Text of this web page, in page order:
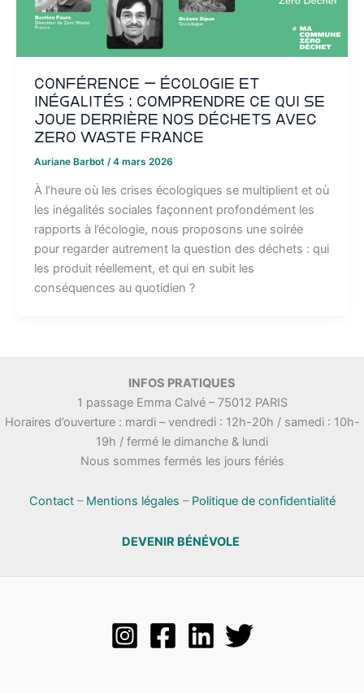
Conférence – Écologie et
inégalités : comprendre ce qui se
joue derrière nos déchets avec
Zero Waste France
Auriane Barbot /4 mars 2026
À l’heure où les crises écologiques se multiplient et où
les inégalités sociales façonnent profondément les
rapports à l’écologie, nous proposons une soirée
pour regarder autrement la question des déchets : qui
les produit réellement, et qui en subit les
conséquences au quotidien ?
INFOS PRATIQUES
1 passage Emma Calvé – 75012 PARIS
Horaires d’ouverture : mardi – vendredi : 12h-20h / samedi : 10h-
19h / fermé le dimanche & lundi
Nous sommes fermés les jours fériés
Contact– Mentions légales – Politique de confidentialité
DEVENIR BÉNÉVOLE